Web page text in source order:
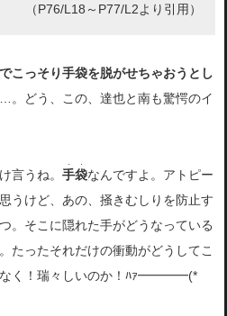
（P76/L18～P77/L2より引用）
こっそり手袋を脱がせちゃおうとし
どう、この、達也と南も驚愕のイ
言うね。 手袋
・・
なんですよ。アトピー
うけど、あの、掻きむしりを防止す
。そこに隠れた手がどうなっている
たったそれだけの衝動がどうしてこ
なく！瑞々しいのか！ﾊｧ━━━━(*